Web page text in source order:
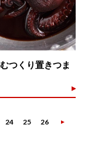
つくり置きつま
24 25 26